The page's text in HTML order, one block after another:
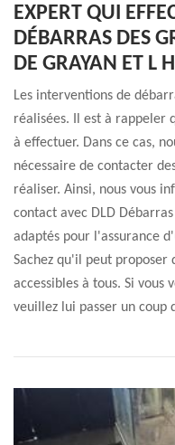
EXPERT QUI
DÉBARRAS DES
DE GRAYAN ET L
Les interventions de
réalisées. Il est à rappeler
à effectuer. Dans ce cas,
nécessaire de contacter
réaliser. Ainsi, nous vous
contact avec DLD
adaptés pour l'assurance
Sachez qu'il peut
accessibles à tous. Si vous
veuillez lui passer un coup